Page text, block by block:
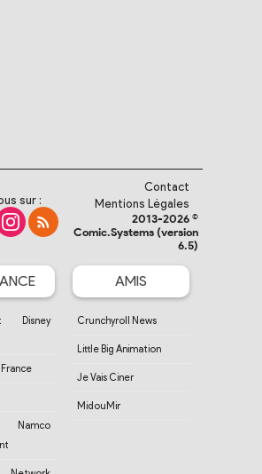
sur :
Contact
Mentions Légales
2013-2026 ©
Comic.Systems (version
6.5)
Disney
AMIS
Crunchyroll News
Little Big Animation
Je Vais Ciner
MidouMir